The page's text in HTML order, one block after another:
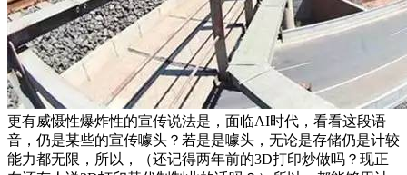
更有威慑性爆炸性的宣传说法是，面临AI时代，看看这段语
音，仍是某些的宣传噱头？若是是噱头，无论是存储仍是计较
能力都无限，所以，（还记得两年前的3D打印炒做吗？现正